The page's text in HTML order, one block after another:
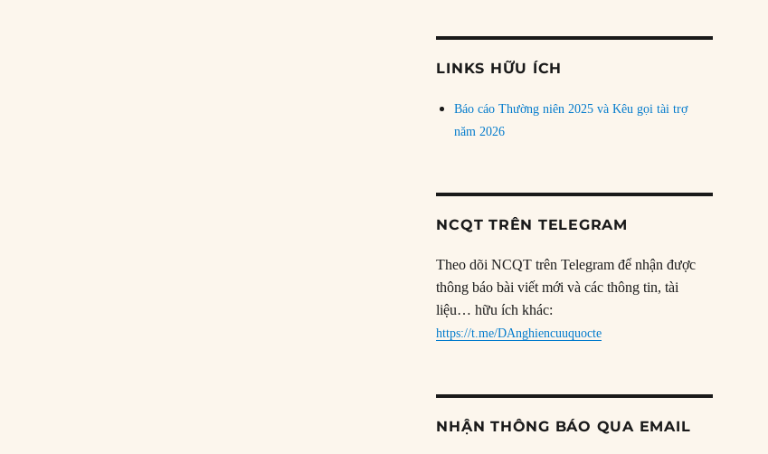
LINKS HỮU ÍCH
Báo cáo Thường niên 2025 và Kêu gọi tài trợ
năm 2026
NCQT TRÊN TELEGRAM
Theo dõi NCQT trên Telegram để nhận được
thông báo bài viết mới và các thông tin, tài
liệu… hữu ích khác:
https://t.me/DAnghiencuuquocte
NHẬN THÔNG BÁO QUA EMAIL